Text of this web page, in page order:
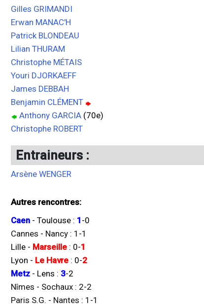
Gilles GRIMANDI
Erwan MANAC'H
Patrick BLONDEAU
Lilian THURAM
Christophe MÉTAIS
Youri DJORKAEFF
James DEBBAH
Benjamin CLÉMENT
Anthony GARCIA (70e)
Christophe ROBERT
Entraineurs :
Arsène WENGER
Autres rencontres:
Caen - Toulouse : 1 -0
Cannes - Nancy : 1 -1
Lille - Marseille : 0-1
Lyon - Le Havre : 0-2
Metz - Lens : 3-2
Nîmes - Sochaux : 2-2
Paris S.G. - Nantes : 1 -1